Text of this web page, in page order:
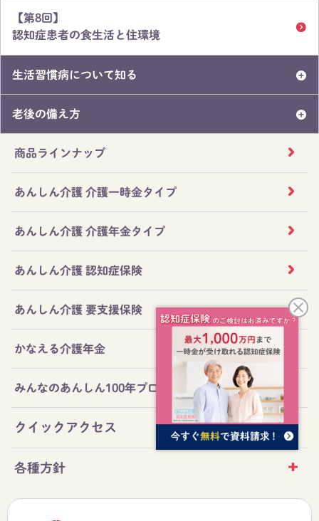
【第8回】
認知症患者の食生活と住環境
生活習慣病について知る
老後の備え方
商品ラインナップ
あんしん介護 介護一時金タイプ
あんしん介護 介護年金タイプ
あんしん介護 認知症保険
あんしん介護 要支援保険
かなえる介護年金
みんなのあんしん100年プロジェクト
クイックアクセス
各種方針